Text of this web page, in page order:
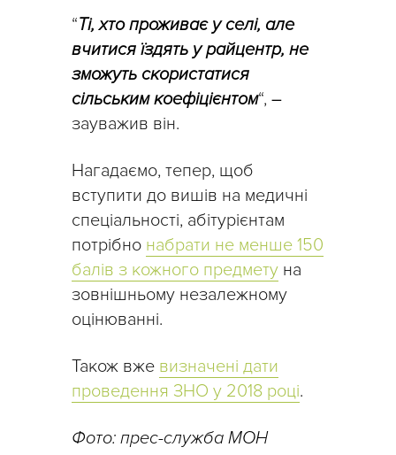
“Ті, хто проживає у селі, але
вчитися їздять у райцентр, не
зможуть скористатися
сільським коефіцієнтом“, –
зауважив він.
Нагадаємо, тепер, щоб
вступити до вишів на медичні
спеціальності, абітурієнтам
потрібно набрати не менше 150
балів з кожного предмету на
зовнішньому незалежному
оцінюванні.
Також вже визначені дати
проведення ЗНО у 2018 році.
Фото: прес-служба МОН